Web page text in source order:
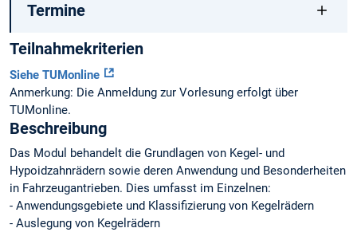
Termine
Teilnahmekriterien
Siehe TUMonline
Anmerkung: Die Anmeldung zur Vorlesung erfolgt über
TUMonline.
Beschreibung
Das Modul behandelt die Grundlagen von Kegel- und
Hypoidzahnrädern sowie deren Anwendung und Besonderheiten
in Fahrzeugantrieben. Dies umfasst im Einzelnen:
- Anwendungsgebiete und Klassifizierung von Kegelrädern
- Auslegung von Kegelrädern